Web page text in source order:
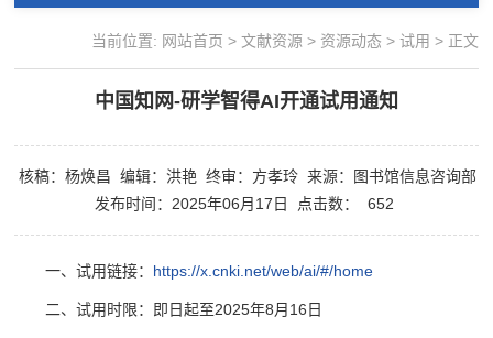
当前位置: 网站首页 > 文献资源> 资源动态> 试用 > 正文
中国知网-研学智得AI开通试用通知
核稿：杨焕昌 编辑：洪艳 终审：方孝玲 来源：图书馆信息咨询部
发布时间：2025年06月17日
点击数： 652
一、试用链接： https://x.cnki.net/web/ai/#/home
二、试用时限：即日起至2025年8月16日